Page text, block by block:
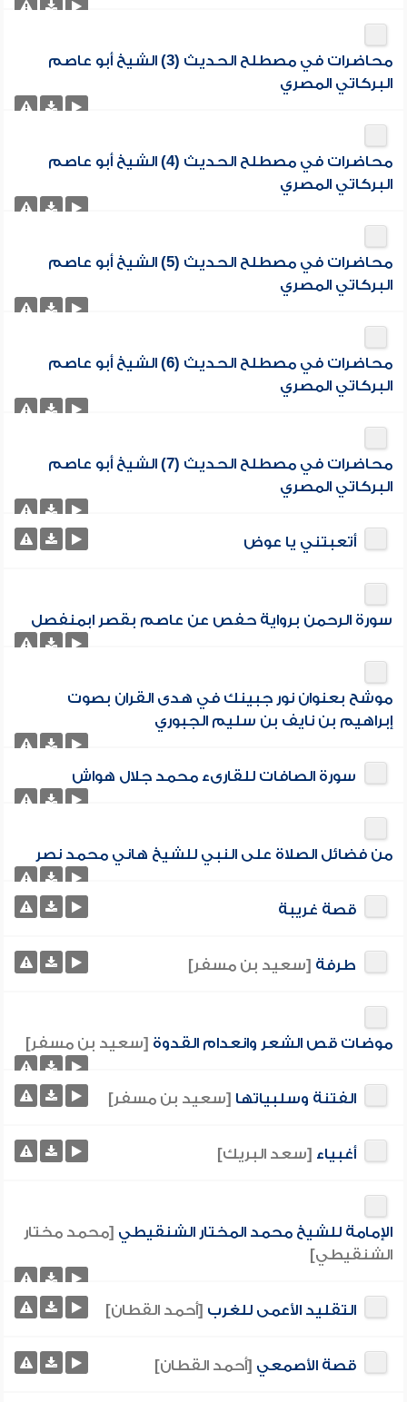
محاضرات في مصطلح الحديث (3) الشيخ أبو عاصم
البركاتي المصري
محاضرات في مصطلح الحديث (4) الشيخ أبو عاصم
البركاتي المصري
محاضرات في مصطلح الحديث (5) الشيخ أبو عاصم
البركاتي المصري
محاضرات في مصطلح الحديث (6) الشيخ أبو عاصم
البركاتي المصري
محاضرات في مصطلح الحديث (7) الشيخ أبو عاصم
البركاتي المصري
أتعبتني يا عوض
سورة الرحمن برواية حفص عن عاصم بقصر ابمنفصل
موشح بعنوان نور جبينك في هدى القران بصوت
إبراهيم بن نايف بن سليم الجبوري
سورة الصافات للقارىء محمد جلال هواش
من فضائل الصلاة على النبي للشيخ هاني محمد نصر
قصة غريبة
طرفة [سعيد بن مسفر]
موضات قص الشعر وانعدام القدوة [سعيد بن مسفر]
الفتنة وسلبياتها [سعيد بن مسفر]
أغبياء [سعد البريك]
الإمامة للشيخ محمد المختار الشنقيطي [محمد مختار
الشنقيطي]
التقليد الأعمى للغرب [أحمد القطان]
قصة الأصمعي [أحمد القطان]